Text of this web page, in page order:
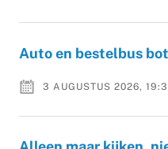
Auto en bestelbus
3 AUGUSTUS 2026,